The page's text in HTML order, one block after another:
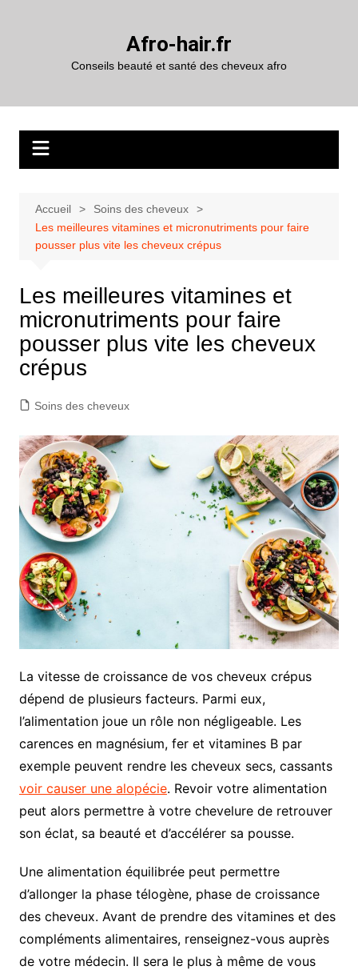
Afro-hair.fr
Conseils beauté et santé des cheveux afro
Accueil
Soins des cheveux
Les meilleures vitamines et micronutriments pour faire
pousser plus vite les cheveux crépus
Les meilleures vitamines et
micronutriments pour faire
pousser plus vite les cheveux
crépus
Soins des cheveux
La vitesse de croissance de vos cheveux crépus
dépend de plusieurs facteurs. Parmi eux,
l’alimentation joue un rôle non négligeable. Les
carences en magnésium, fer et vitamines B par
exemple peuvent rendre les cheveux secs, cassants
voir causer une alopécie. Revoir votre alimentation
peut alors permettre à votre chevelure de retrouver
son éclat, sa beauté et d’accélérer sa pousse.
Une alimentation équilibrée peut permettre
d’allonger la phase télogène, phase de croissance
des cheveux. Avant de prendre des vitamines et des
compléments alimentaires, renseignez-vous auprès
de votre médecin. Il sera le plus à même de vous